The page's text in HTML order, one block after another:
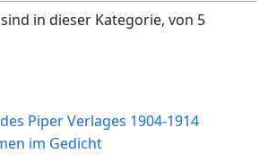
in dieser Kategorie, von 5
Piper Verlages 1904-1914
im Gedicht